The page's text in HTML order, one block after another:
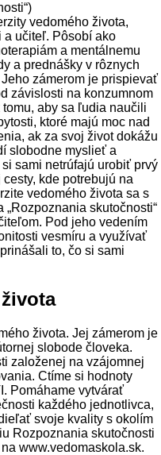
vedomého života,
a učiteľ. Pôsobí ako
a mentálnemu
a prednášky v rôznych
zámerom je prispievať
závislosti na konzumnom
aby sa ľudia naučili
ktoré majú moc nad
ak za svoj život dokážu
slobodne myslieť a
sami netrúfajú urobiť prvý
kde potrebujú na
vedomého života sa s
skutočnosti“
Pod jeho vedením
vesmíru a využívať
to, čo si sami
života. Jej zámerom je
slobode človeka.
založenej na vzájomnej
Ctíme si hodnoty
Pomáhame vytvárať
každého jednotlivca,
svoje kvality s okolím
Rozpoznania skutočnosti
www.vedomaskola.sk.